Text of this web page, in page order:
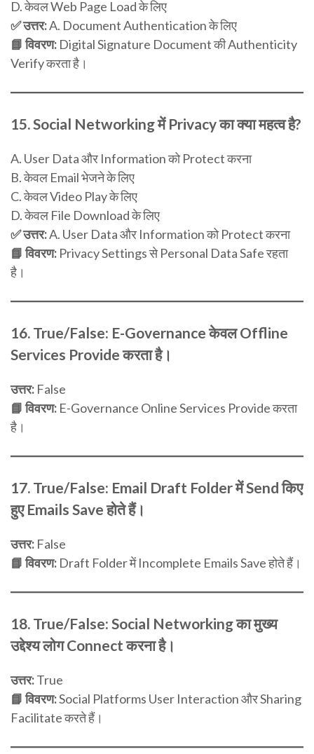
D. केवल Web Page Load के लिए
✅ उत्तर:A. Document Authentication के लिए
📘 विवरण: Digital Signature Document की Authenticity
Verify करता है।
15.Social Networking में Privacy का क्या महत्व है?
A. User Data और Information को Protect करना
B. केवल Email भेजने के लिए
C. केवल Video Play के लिए
D. केवल File Download के लिए
✅ उत्तर:A. User Data और Information को Protect करना
📘 विवरण: Privacy Settings से Personal Data Safe रहता
है।
16. True/False: E-Governance केवल Offline
Services Provide करता है।
उत्तर: False
📘 विवरण: E-Governance Online Services Provide करता
है।
17. True/False: Email Draft Folder में Send किए
हुए Emails Save होते हैं।
उत्तर: False
📘 विवरण: Draft Folder में Incomplete Emails Save होते हैं।
18. True/False: Social Networking का मुख्य
उद्देश्य लोग Connect करना है।
उत्तर:True
📘 विवरण:Social Platforms User Interaction और Sharing
Facilitate करते हैं।